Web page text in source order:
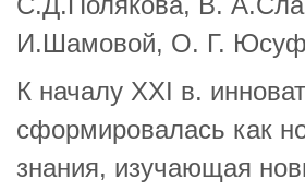
И.Шамовой, О. Г.
К началу XXI в.
сформировалась как
знания, изучающая